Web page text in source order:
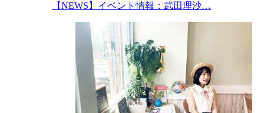
【NEWS】イベント情報：武田理沙…